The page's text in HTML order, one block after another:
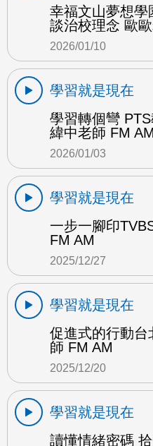
幸福文山夢想學
談治校理念 歐
2026/01/10
學習就是現在
學習轉個彎
緯中老師 FM AM
2026/01/03
學習就是現在
一步一腳印
FM AM
2025/12/27
學習就是現在
促進式的行動台
師 FM AM
2025/12/20
學習就是現在
讀懂情緒密碼